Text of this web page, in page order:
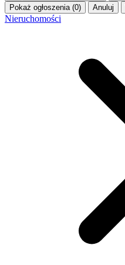
Pokaż ogłoszenia (0)
Anuluj
Nieruchomości